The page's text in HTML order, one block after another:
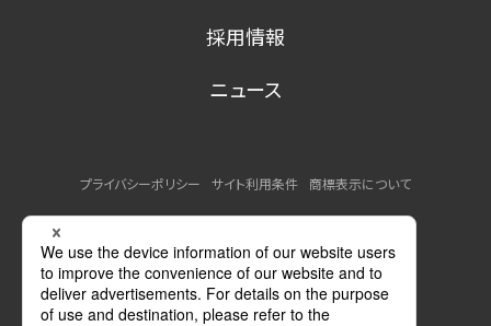
採用情報
ニュース
プライバシーポリシー サイト利用条件
商標表示について
MSDSの提供について